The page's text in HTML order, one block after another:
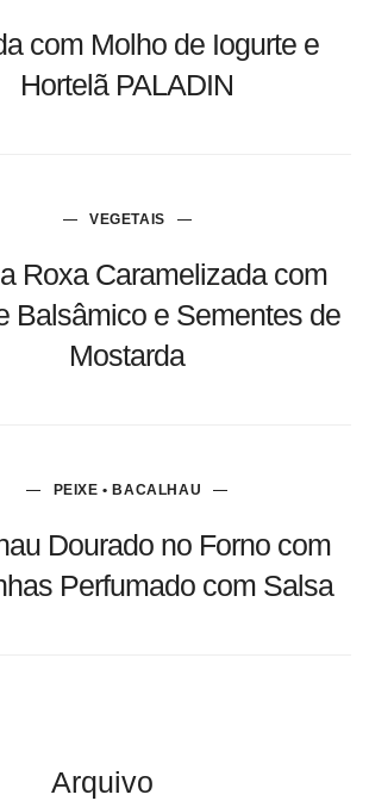
com Molho de Iogurte e
Hortelã PALADIN
VEGETAIS
Roxa Caramelizada com
Balsâmico e Sementes de
Mostarda
PEIXE • BACALHAU
Dourado no Forno com
Perfumado com Salsa
Arquivo